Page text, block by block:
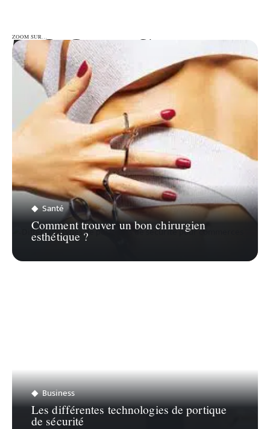
ZOOM SUR…
ZOOM SUR…
Santé
Comment trouver un bon chirurgien
esthétique ?
Business
Les différentes technologies de portique
de sécurité